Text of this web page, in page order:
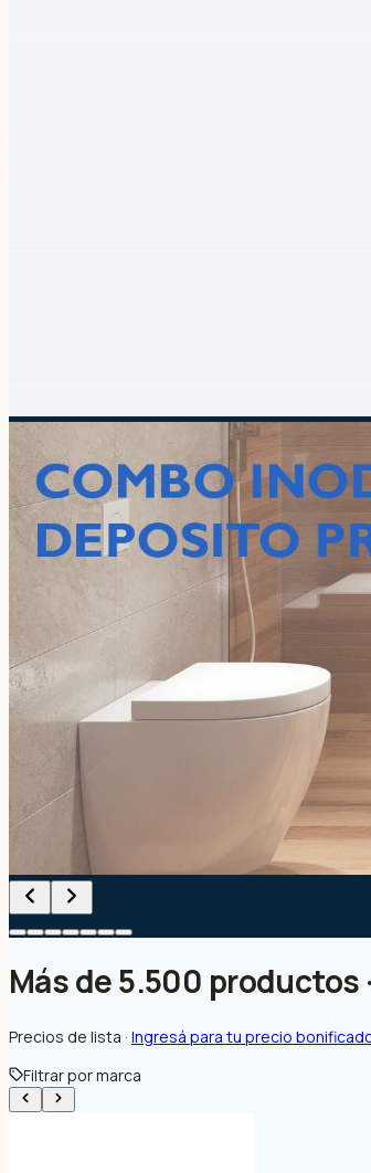
Más de 5.500 productos
Precios de lista · Ingresá para tu precio
Filtrar por marca